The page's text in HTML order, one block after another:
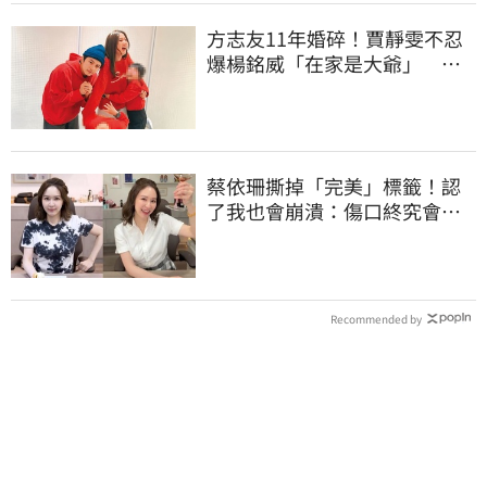
方志友11年婚碎！賈靜雯不忍
爆楊銘威「在家是大爺」 洩
蔡依珊撕掉「完美」標籤！認
了我也會崩潰：傷口終究會癒
Recommended by